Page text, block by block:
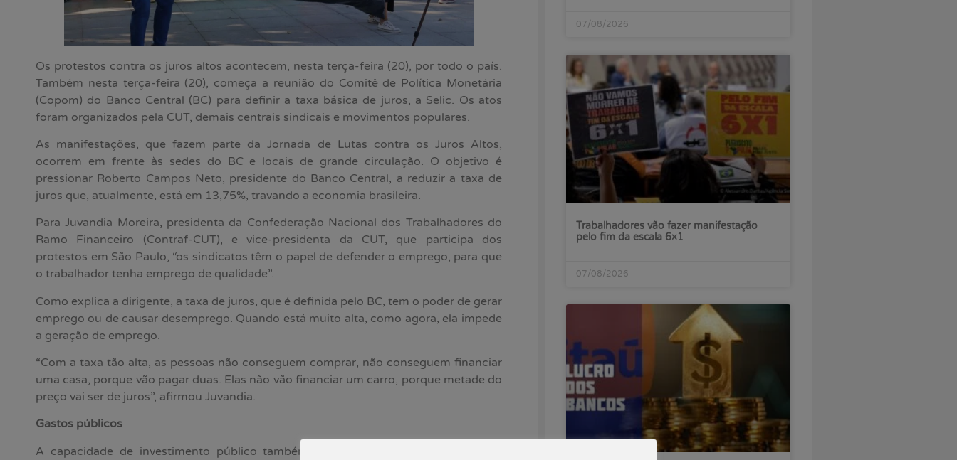
Os protestos contra os juros altos acontecem, nesta terça-feira (20), por todo o país.
Também nesta terça-feira (20), começa a reunião do Comitê de Política Monetária
(Copom) do Banco Central (BC) para definir a taxa básica de juros, a Selic. Os atos
foram organizados pela CUT, demais centrais sindicais e movimentos populares.
As manifestações, que fazem parte da Jornada de Lutas contra os Juros Altos,
ocorrem em frente às sedes do BC e locais de grande circulação. O objetivo é
pressionar Roberto Campos Neto, presidente do Banco Central, a reduzir a taxa de
juros que, atualmente, está em 13,75%, travando a economia brasileira.
Para Juvandia Moreira, presidenta da Confederação Nacional dos Trabalhadores do
Ramo Financeiro (Contraf-CUT), e vice-presidenta da CUT, que participa dos
protestos em São Paulo, “os sindicatos têm o papel de defender o emprego, para que
o trabalhador tenha emprego de qualidade”.
Como explica a dirigente, a taxa de juros, que é definida pelo BC, tem o poder de gerar
emprego ou de causar desemprego. Quando está muito alta, como agora, ela impede
a geração de emprego.
“Com a taxa tão alta, as pessoas não conseguem comprar, não conseguem financiar
uma casa, porque vão pagar duas. Elas não vão financiar um carro, porque metade do
preço vai ser de juros”, afirmou Juvandia.
Gastos públicos
A capacidade de investimento público também é prejudicada porque fica muito
07/08/2026
Trabalhadores vão fazer manifestação
pelo fim da escala 6×1
07/08/2026